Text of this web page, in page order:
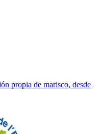
propia de marisco, desde